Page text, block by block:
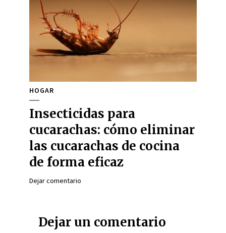
HOGAR
Insecticidas para
cucarachas: cómo eliminar
las cucarachas de cocina
de forma eficaz
Dejar comentario
Dejar un comentario